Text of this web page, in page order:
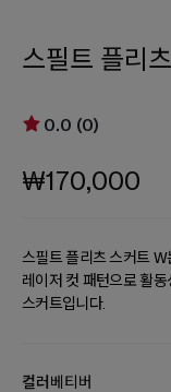
스필트 플리
0.0 (0)
₩170,000
스필트 플리츠 스커트
레이저 컷 패턴으로 활
스커트입니다.
컬러 베티버